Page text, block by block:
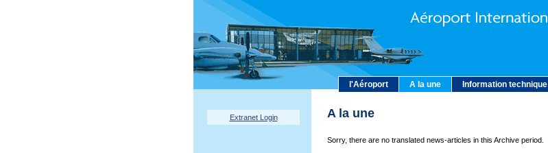
l'Aéroport A la une Information technique
Extranet Login A la une
Sorry, there are no translated news-articles in this Archive period.